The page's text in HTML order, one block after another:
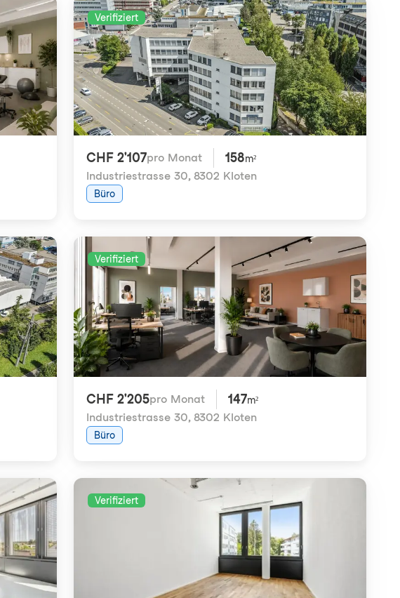
Verifiziert
CHF 2'107pro Monat 158m²
Industriestrasse 30, 8302 Kloten
Büro
Verifiziert
CHF 2'205pro Monat 147m²
Industriestrasse 30, 8302 Kloten
Büro
Verifiziert